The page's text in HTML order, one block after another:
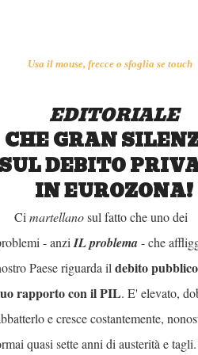
Usa il mouse, frecce o sfoglia se touch
EDITORIALE
CHE GRAN
SUL DEBITO
IN EUROZONA!
Cimartellanosul fatto che uno dei
- anziIL problema- che
Paese riguarda ildebito
rapporto con il PIL. E' elevato,
e cresce costantemente,
quasi sette anni di austerità e tagli.